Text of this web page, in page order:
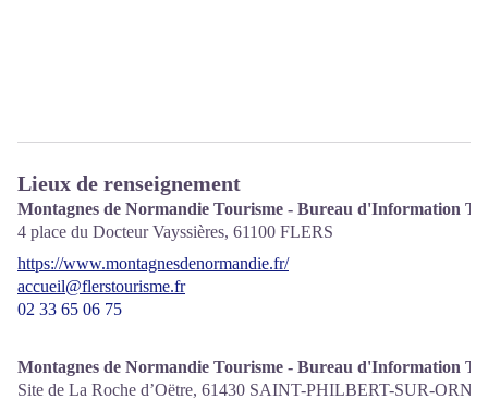
Lieux de renseignement
Montagnes de Normandie Tourisme - Bureau d'Information
4 place du Docteur Vayssières, 61100 FLERS
https://www.montagnesdenormandie.fr/
accueil@flerstourisme.fr
02 33 65 06 75
Montagnes de Normandie Tourisme - Bureau d'Information
Site de La Roche d’Oëtre, 61430 SAINT-PHILBERT-SUR-ORNE